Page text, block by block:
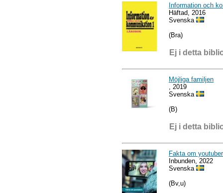
Information och
Häftad, 2016
Svenska
(Bra)
Ej i detta
Möjliga familjen
, 2019
Svenska
(B)
Ej i detta
Fakta om
Inbunden, 2022
Svenska
(Bv,u)